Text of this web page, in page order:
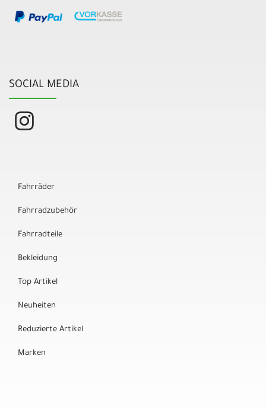
SOCIAL MEDIA
Fahrräder
Fahrradzubehör
Fahrradteile
Bekleidung
Top Artikel
Neuheiten
Reduzierte Artikel
Marken